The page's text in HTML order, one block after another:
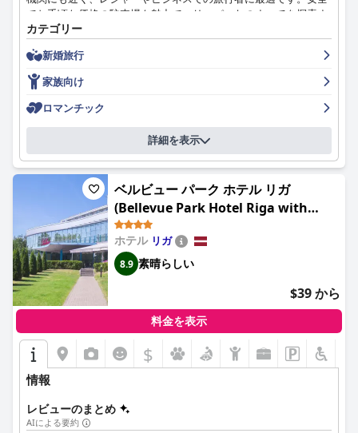
でお手頃な価格の駐車場も魅力で、リエパーヤのすべてを探索す
るための便利な拠点となります。
ホテルの朝食は、あらゆる好みに合わせた豊富で多様なセレクシ
ョンが際立っています。美味しくてボリューム満点な料理、特に
ペストリーやパンケーキが好評で、ビュッフェは温かい料理と冷
たい料理の両方が整然と並べられていると評価されています。コ
が、全体の食事体験を向上させ、朝食を滞在のハイライトにして
アムリタ・ホテルでの夕食は、ほとんど好意的なフィードバック
を受けており、ゲストはホテル内のレストランの居心地の良い洗
練された雰囲気を高く評価しています。料理は美味しく、ボリュ
ームがあり、コストパフォーマンスが良いと頻繁に評価されてい
ます。スタイリッシュなバーと様々なカクテルが、ポジティブな
食事体験をさらに高めています。いくつかのレビューでは、サー
ビスが遅かったり、料理の質にばらつきがあったりすることが指
摘されていますが、全体的な印象は良好です。
ホテルの客室は、清潔さとモダンでスタイリッシュなデザインが
評価されています。快適なベッド、防音対策、エアコン、最新の
アメニティなど、設備が整っていて居心地の良い宿泊施設をゲス
トは高く評価しています。一部のレビューでは、部屋が予想より
も小さいと述べられていますが、効率的でスタイリッシュなレイ
アウトがこのマイナス面を軽減しています。共用エリアやバスル
ームなど、ホテル全体の清潔さは常に高い基準を満たしていま
す。
カテゴリー
新婚旅行
家族向け
ロマンチック
詳細を表示
ベルビュー パーク ホテル リガ
(Bellevue Park Hotel Riga with
FREE Parking)
ホテル リガ
8.9 素晴らしい
$39 から
料金を表示
$
情報
レビューのまとめ
AIによる要約